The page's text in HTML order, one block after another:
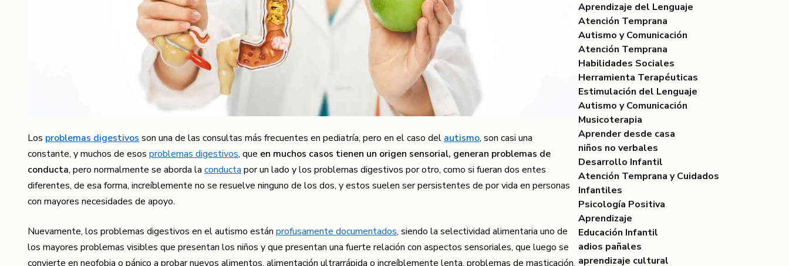
Los problemas digestivos son una de las consultas más frecuentes en pediatría, pero en el caso del autismo, son casi una
constante, y muchos de esos problemas digestivos, que en muchos casos tienen un origen sensorial, generan problemas de
conducta, pero normalmente se aborda la conducta por un lado y los problemas digestivos por otro, como si fueran dos entes
diferentes, de esa forma, increíblemente no se resuelve ninguno de los dos, y estos suelen ser persistentes de por vida en personas
con mayores necesidades de apoyo.
Nuevamente, los problemas digestivos en el autismo están profusamente documentados, siendo la selectividad alimentaria uno de
los mayores problemas visibles que presentan los niños y que presentan una fuerte relación con aspectos sensoriales, que luego se
convierte en neofobia o pánico a probar nuevos alimentos, alimentación ultrarrápida o increíblemente lenta, problemas de masticación,
Aprendizaje del Lenguaje
Atención Temprana
Autismo y Comunicación
Atención Temprana
Habilidades Sociales
Herramienta Terapéuticas
Estimulación del Lenguaje
Autismo y Comunicación
Musicoterapia
Aprender desde casa
niños no verbales
Desarrollo Infantil
Atención Temprana y Cuidados
Infantiles
Psicología Positiva
Aprendizaje
Educación Infantil
adios pañales
aprendizaje cultural